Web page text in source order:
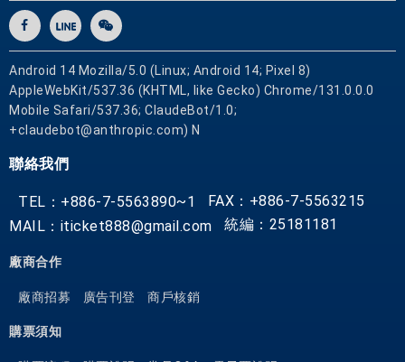
Android 14 Mozilla/5.0 (Linux; Android 14; Pixel 8)
AppleWebKit/537.36 (KHTML, like Gecko) Chrome/131.0.0.0
Mobile Safari/537.36; ClaudeBot/1.0;
+claudebot@anthropic.com) N
聯絡我們
TEL：+886-7-5563890~1
FAX：+886-7-5563215
MAIL：iticket888@gmail.com
統編：25181181
廠商合作
廠商招募 廣告刊登 商戶核銷
購票須知